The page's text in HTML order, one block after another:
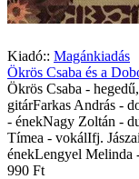
Kiadó:: Magánkiadás
Ökrös Csaba és a
Ökrös Csaba -
gitárFarkas András -
- énekNagy Zoltán -
Tímea - vokálIfj.
énekLengyel Melinda
990 Ft